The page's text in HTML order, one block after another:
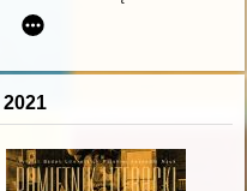
przesądów o roślinach
2021